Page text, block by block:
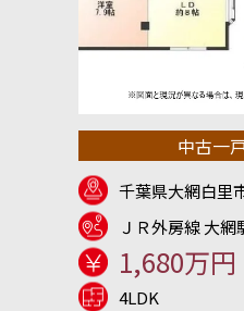
中古一
千葉県大網白里
ＪＲ外房線 大網
1,680万円
4LDK